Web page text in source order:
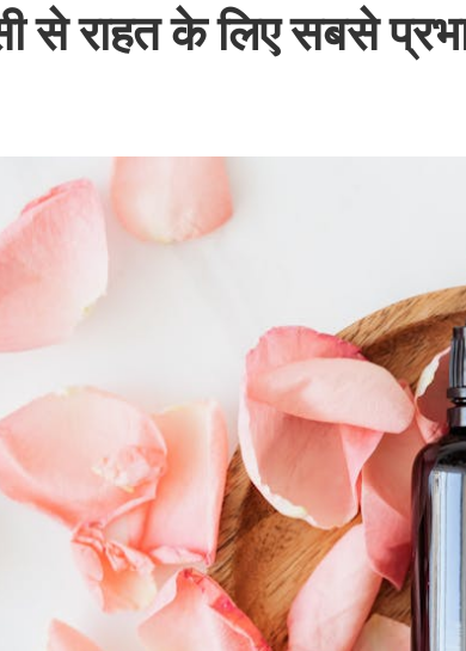
से राहत के लिए सबसे